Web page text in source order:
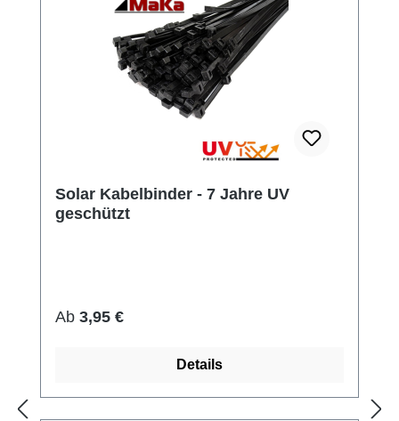
Solar Kabelbinder - 7 Jahre UV
geschützt
Regulärer Preis:
Ab 3,95 €
Details